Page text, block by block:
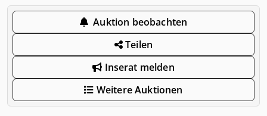
Auktion beobachten
Teilen
Inserat melden
Weitere Auktionen